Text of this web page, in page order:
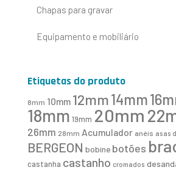
Chapas para gravar
Equipamento e mobiliário
Etiquetas do produto
8mm 10mm 12mm14mm
18mm 19mm 20mm
26mm 28mm Acumulador anéis asas
BERGEON bobine botões
castanha castanho cromados